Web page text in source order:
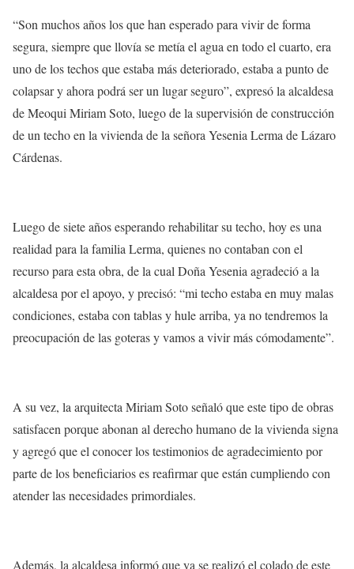
“Son muchos años los que han esperado para vivir de forma
segura, siempre que llovía se metía el agua en todo el cuarto, era
uno de los techos que estaba más deteriorado, estaba a punto de
colapsar y ahora podrá ser un lugar seguro”, expresó la alcaldesa
de Meoqui Miriam Soto, luego de la supervisión de construcción
de un techo en la vivienda de la señora Yesenia Lerma de Lázaro
Cárdenas.
Luego de siete años esperando rehabilitar su techo, hoy es una
realidad para la familia Lerma, quienes no contaban con el
recurso para esta obra, de la cual Doña Yesenia agradeció a la
alcaldesa por el apoyo, y precisó: “mi techo estaba en muy malas
condiciones, estaba con tablas y hule arriba, ya no tendremos la
preocupación de las goteras y vamos a vivir más cómodamente”.
A su vez, la arquitecta Miriam Soto señaló que este tipo de obras
satisfacen porque abonan al derecho humano de la vivienda signa
y agregó que el conocer los testimonios de agradecimiento por
parte de los beneficiarios es reafirmar que están cumpliendo con
atender las necesidades primordiales.
Además, la alcaldesa informó que ya se realizó el colado de este